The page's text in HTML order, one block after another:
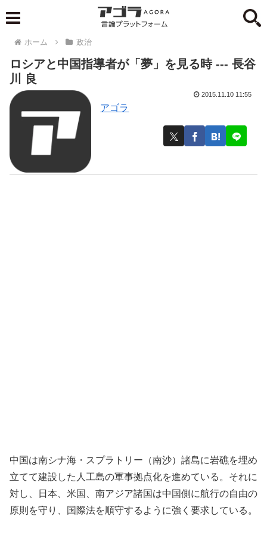
ホーム 政治
ロシアと中国指導者が「夢」を見る時 --- 長谷
川 良
アゴラ
2015.11.10 11:55
中国は南シナ海・スプラトリー（南沙）諸島に岩礁を埋め
立てて建設した人工島の軍事拠点化を進めている。それに
対し、日本、米国、南アジア諸国は中国側に航行の自由の
原則を守り、国際法を順守するように強く要求している。